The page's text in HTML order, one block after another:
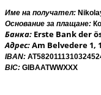
Име на получател:
Основание за плащане:
Банка: Erste Bank der
Адрес:Am Belvedere 1,
IBAN:
BIC: GIBAATWWXXX